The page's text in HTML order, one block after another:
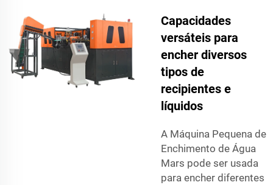
Capacidades
versáteis para
encher diversos
tipos de
recipientes e
líquidos
A Máquina Pequena de
Enchimento de Água
Mars pode ser usada
para encher diferentes